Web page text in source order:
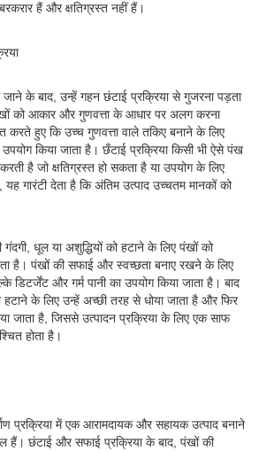
हैं और क्षतिग्रस्त नहीं हैं।
के बाद, उन्हें गहन छंटाई प्रक्रिया से गुजरना पड़ता
को आकार और गुणवत्ता के आधार पर अलग करना
करते हुए कि उच्च गुणवत्ता वाले तकिए बनाने के लिए
उपयोग किया जाता है। छँटाई प्रक्रिया किसी भी ऐसे पंख
है जो क्षतिग्रस्त हो सकता है या उपयोग के लिए
गारंटी देता है कि अंतिम उत्पाद उच्चतम मानकों को
गंदगी, धूल या अशुद्धियों को हटाने के लिए पंखों को
है। पंखों की सफाई और स्वच्छता बनाए रखने के लिए
डिटर्जेंट और गर्म पानी का उपयोग किया जाता है। बाद
के लिए उन्हें अच्छी तरह से धोया जाता है और फिर
जाता है, जिससे उत्पादन प्रक्रिया के लिए एक साफ
होता है।
प्रक्रिया में एक आरामदायक और सहायक उत्पाद बनाने
हैं। छंटाई और सफाई प्रक्रिया के बाद, पंखों की